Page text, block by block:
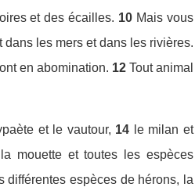
et des écailles. 10 Mais vous
les mers et dans les rivières.
en abomination. 12 Tout animal
et le vautour, 14 le milan et
mouette et toutes les espèces
différentes espèces de hérons, la